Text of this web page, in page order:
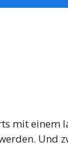
mit einem
Und